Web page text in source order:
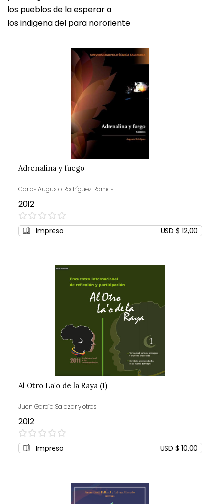
los pueblos de la esperar a
los indigena del para nororiente
Adrenalina y fuego
Carlos Augusto Rodríguez Ramos
2012
0%
Impreso USD $ 12,00
Al Otro La´o de la Raya (1)
Juan García Salazar y otros
2012
0%
Impreso USD $ 10,00